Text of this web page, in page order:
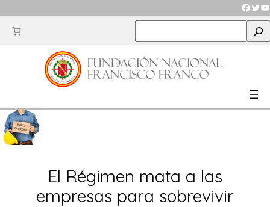
al
contenido
e
r
c
El Régimen mata a las
empresas para sobrevivir